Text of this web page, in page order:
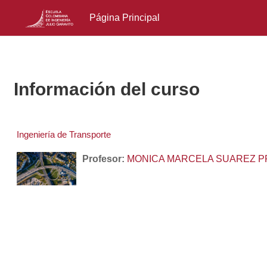
Página Principal
Información del curso
Ingeniería de Transporte
Profesor: MONICA MARCELA SUAREZ